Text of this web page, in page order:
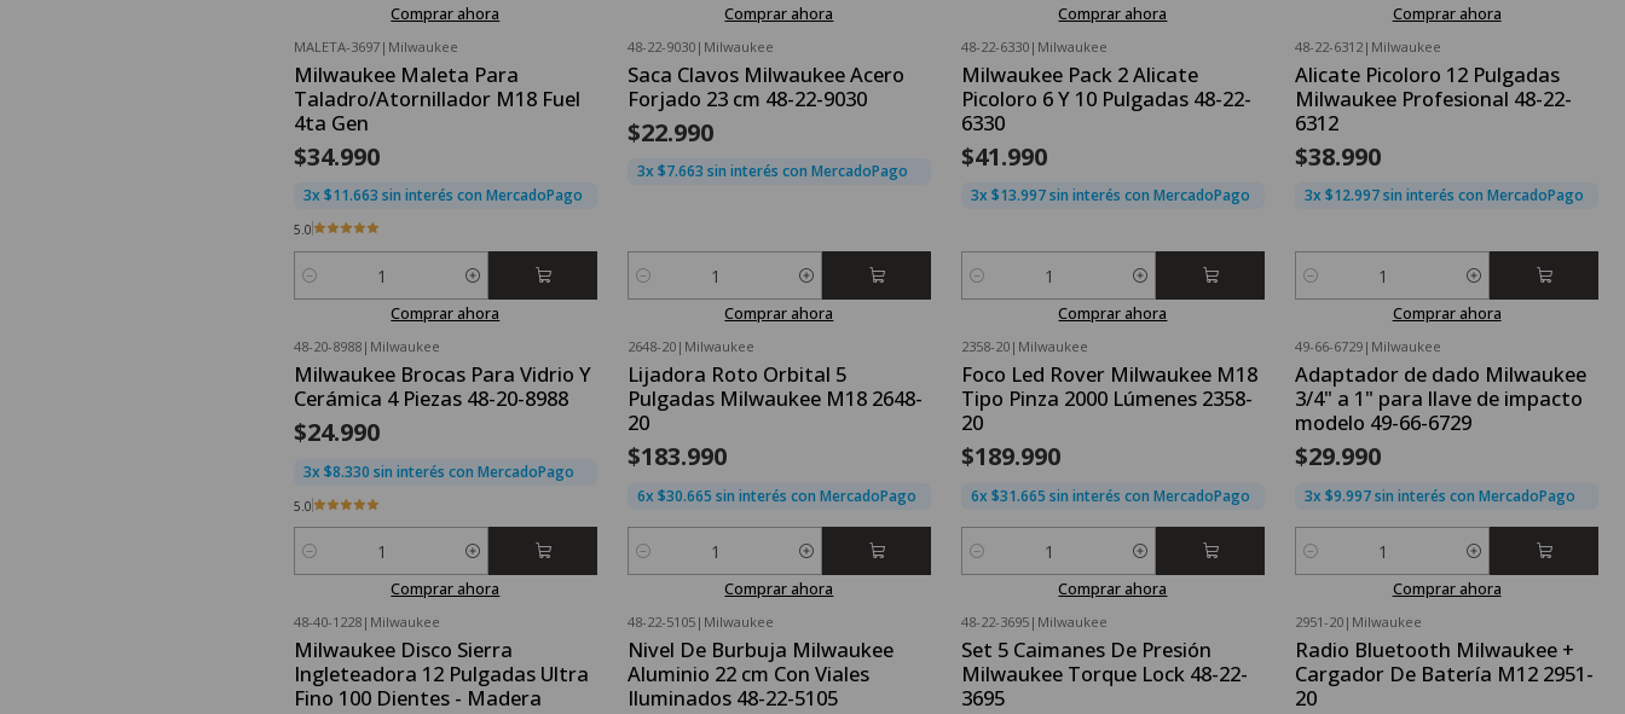
Comprar ahora
Comprar ahora
Comprar ahora
Comprar ahora
MALETA-3697| Milwaukee
Milwaukee Maleta Para
Taladro/Atornillador M18 Fuel
4ta Gen
$34.990
3x $11.663 sin interés con MercadoPago
5.0
Cantidad
Comprar ahora
48-22-9030| Milwaukee
Saca Clavos Milwaukee Acero
Forjado 23 cm 48-22-9030
$22.990
3x $7.663 sin interés con MercadoPago
Cantidad
Comprar ahora
48-22-6330| Milwaukee
Milwaukee Pack 2 Alicate
Picoloro 6 Y 10 Pulgadas 48-22-
6330
$41.990
3x $13.997 sin interés con MercadoPago
Cantidad
Comprar ahora
48-22-6312| Milwaukee
Alicate Picoloro 12 Pulgadas
Milwaukee Profesional 48-22-
6312
$38.990
3x $12.997 sin interés con MercadoPago
Cantidad
Comprar ahora
48-20-8988| Milwaukee
Milwaukee Brocas Para Vidrio Y
Cerámica 4 Piezas 48-20-8988
$24.990
3x $8.330 sin interés con MercadoPago
5.0
Cantidad
Comprar ahora
2648-20| Milwaukee
Lijadora Roto Orbital 5
Pulgadas Milwaukee M18 2648-
20
$183.990
6x $30.665 sin interés con MercadoPago
Cantidad
Comprar ahora
2358-20| Milwaukee
Foco Led Rover Milwaukee M18
Tipo Pinza 2000 Lúmenes 2358-
20
$189.990
6x $31.665 sin interés con MercadoPago
Cantidad
Comprar ahora
49-66-6729| Milwaukee
Adaptador de dado Milwaukee
3/4" a 1" para llave de impacto
modelo 49-66-6729
$29.990
3x $9.997 sin interés con MercadoPago
Cantidad
Comprar ahora
48-40-1228| Milwaukee
Milwaukee Disco Sierra
Ingleteadora 12 Pulgadas Ultra
Fino 100 Dientes - Madera
48-22-5105| Milwaukee
Nivel De Burbuja Milwaukee
Aluminio 22 cm Con Viales
Iluminados 48-22-5105
48-22-3695| Milwaukee
Set 5 Caimanes De Presión
Milwaukee Torque Lock 48-22-
3695
2951-20| Milwaukee
Radio Bluetooth Milwaukee +
Cargador De Batería M12 2951-
20